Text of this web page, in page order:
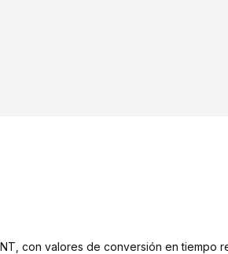
con valores de conversión en tiempo